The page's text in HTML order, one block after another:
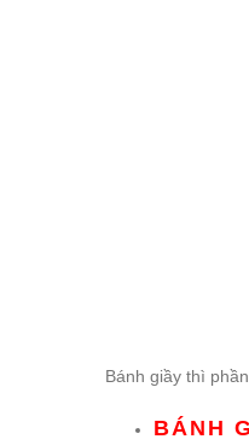
Bánh giầy thì
BÁNH